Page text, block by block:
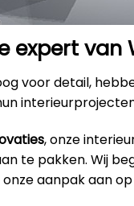
expert van
voor detail,
, onze
te pakken. Wij
aanpak aan